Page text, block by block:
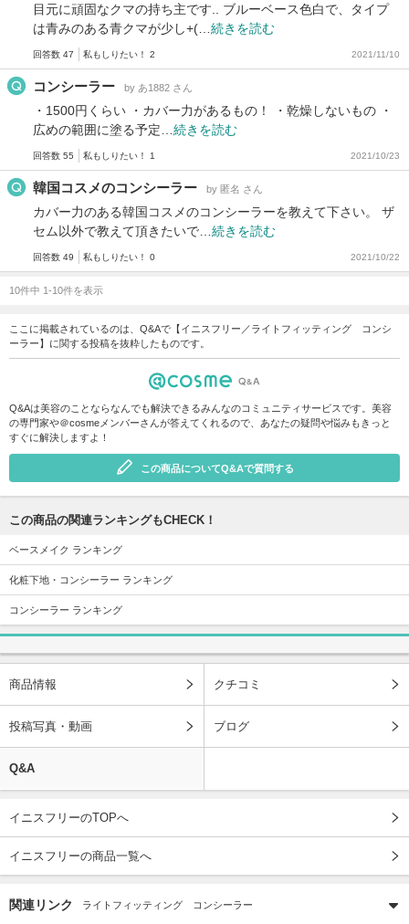
目元に頑固なクマの持ち主です.. ブルーベース色白で、タイプ
は青みのある青クマが少し+(… 続きを読む
回答数 47 私もしりたい！ 2 2021/11/10
コンシーラー by あ1882 さん
・1500円くらい ・カバー力があるもの！ ・乾燥しないもの ・
広めの範囲に塗る予定… 続きを読む
回答数 55 私もしりたい！ 1 2021/10/23
韓国コスメのコンシーラー by 匿名 さん
カバー力のある韓国コスメのコンシーラーを教えて下さい。 ザ
セム以外で教えて頂きたいで… 続きを読む
回答数 49 私もしりたい！ 0 2021/10/22
10件中 1-10件を表示
ここに掲載されているのは、Q&Aで【イニスフリー／ライトフィッティング コンシ
ーラー】に関する投稿を抜粋したものです。
Q&Aは美容のことならなんでも解決できるみんなのコミュニティサービスです。美容
の専門家や＠cosmeメンバーさんが答えてくれるので、あなたの疑問や悩みもきっと
すぐに解決しますよ！
この商品についてQ&Aで質問する
この商品の関連ランキングもCHECK！
ベースメイク ランキング
化粧下地・コンシーラー ランキング
コンシーラー ランキング
商品情報 クチコミ
投稿写真・動画 ブログ
Q&A
イニスフリーのTOPへ
イニスフリーの商品一覧へ
関連リンク ライトフィッティング コンシーラー